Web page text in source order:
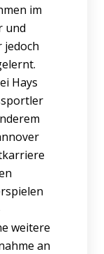
im
und
jedoch
Hays
weitere
an